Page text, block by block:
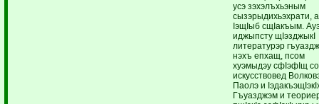
усэ зэхэлъхьэным
сызэрыдихьэхрати,
IэщIыб сщIакъым.
иджыпсту щIэзджыкI
литературэр
нэхъ епхащ, псом
хуэмыдэу сфIэфIщ
искусствовед
Паолэ и
Гъуазджэм и